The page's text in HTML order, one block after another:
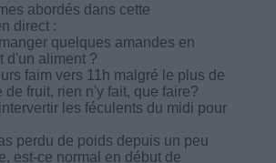
abordés dans cette
direct :
quelques amandes en
d'un aliment ?
faim vers 11h malgré le plus de
de fruit, rien n'y fait, que faire?
les féculents du midi pour
perdu de poids depuis un peu
est-ce normal en début de